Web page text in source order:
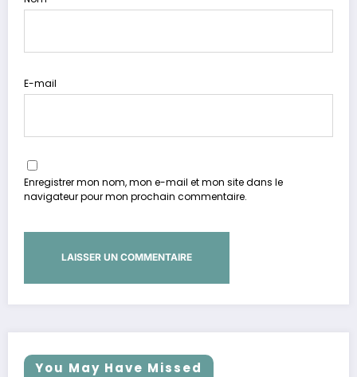
E-mail
Enregistrer mon nom, mon e-mail et mon site dans le
navigateur pour mon prochain commentaire.
You May Have Missed